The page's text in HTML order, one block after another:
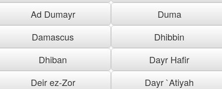
Ad Dumayr
Duma
Damascus
Dhibbin
Dhiban
Dayr Hafir
Deir ez-Zor
Dayr `Atiyah